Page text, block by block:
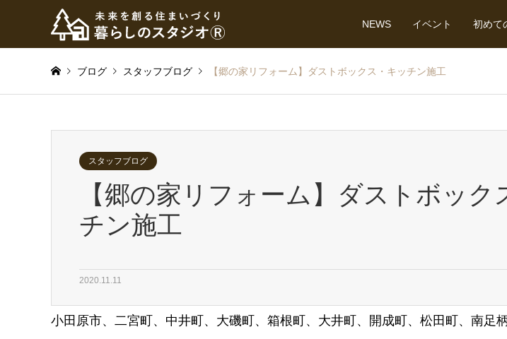
NEWS イベント 初めて
ブログ スタッフブログ 【郷の家リフォーム】ダストボックス・キッチン施工
スタッフブログ
【郷の家リフォーム】ダストボック
チン施工
2020.11.11
小田原市、二宮町、中井町、大磯町、箱根町、大井町、開成町、松田町、南足